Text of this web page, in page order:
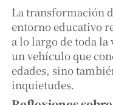
La transformación
entorno educativo
a lo largo de toda
un vehículo que
edades, sino
inquietudes.